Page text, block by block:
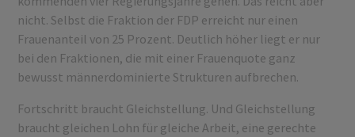
nicht. Selbst die Fraktion der FDP erreicht nur einen
Frauenanteil von 25 Prozent. Deutlich höher liegt er nur
bei den Fraktionen, die mit einer Frauenquote ganz
bewusst männerdominierte Strukturen aufbrechen.
Fortschritt braucht Gleichstellung. Und Gleichstellung
braucht gleichen Lohn für gleiche Arbeit, eine gerechte